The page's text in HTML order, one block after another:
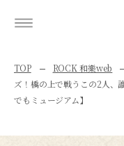
TOP ROCK 和樂web
ズ！橋の上で戦うこの2人、
でもミュージアム】